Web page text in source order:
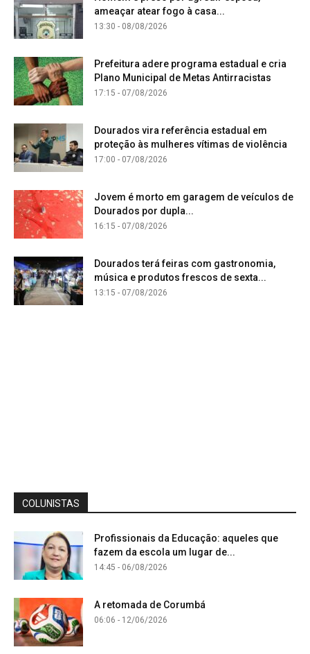
ameaçar atear fogo à casa...
13:30 - 08/08/2026
Prefeitura adere programa estadual e cria
Plano Municipal de Metas Antirracistas
17:15 - 07/08/2026
Dourados vira referência estadual em
proteção às mulheres vítimas de violência
17:00 - 07/08/2026
Jovem é morto em garagem de veículos de
Dourados por dupla...
16:15 - 07/08/2026
Dourados terá feiras com gastronomia,
música e produtos frescos de sexta...
13:15 - 07/08/2026
COLUNISTAS
Profissionais da Educação: aqueles que
fazem da escola um lugar de...
14:45 - 06/08/2026
A retomada de Corumbá
06:06 - 12/06/2026